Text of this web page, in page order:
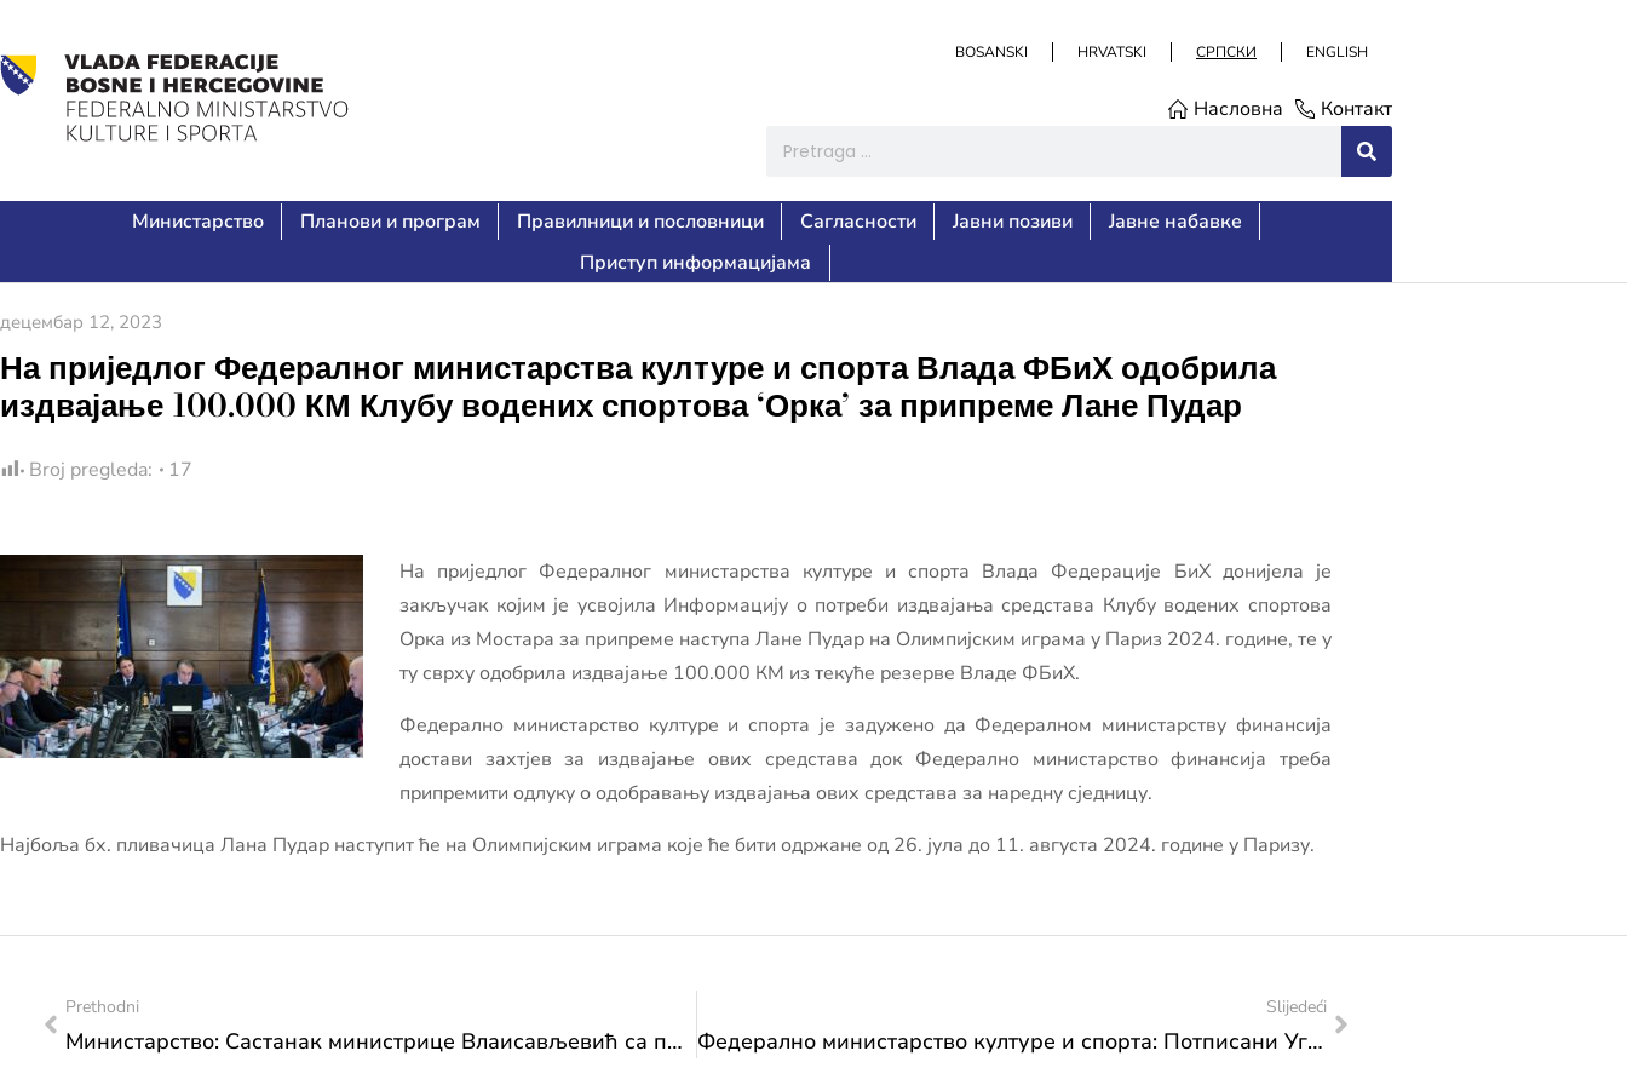
BOSANSKI HRVATSKI СРПСКИ ENGLISH
Насловна Контакт
Министарство Планови и програм Правилници и пословници Сагласности Јавни позиви
Јавне набавке
Приступ информацијама
децембар 12, 2023
На приједлог Федералног министарства културе и спорта Влада ФБиХ одобрила
издвајање 100.000 КМ Клубу водених спортова ‘Орка’ за припреме Лане Пудар
Broj pregleda: 17
На приједлог Федералног министарства културе и спорта Влада Федерације БиХ донијела је
закључак којим је усвојила Информацију о потреби издвајања средстава Клубу водених спортова
Орка из Мостара за припреме наступа Лане Пудар на Олимпијским играма у Париз 2024. године, те у
ту сврху одобрила издвајање 100.000 КМ из текуће резерве Владе ФБиХ.
Федерално министарство културе и спорта је задужено да Федералном министарству финансија
достави захтјев за издвајање ових средстава док Федерално министарство финансија треба
припремити одлуку о одобравању издвајања ових средстава за наредну сједницу.
Најбоља бх. пливачица Лана Пудар наступит ће на Олимпијским играма које ће бити одржане од 26. јула до 11. августа 2024. године у Паризу.
Prethodni
Министарство: Састанак министрице Влаисављевић са представницима Координационог тијела Заслужних спортиста БиХ
Slijedeći
Федерално министарство културе и спорта: Потписани Уговори о финансирању с корисницима интервентних средстава